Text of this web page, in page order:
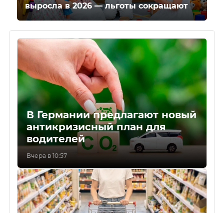
выросла в 2026 — льготы сокращают
В Германии предлагают новый
антикризисный план для
водителей
Вчера в 10:57